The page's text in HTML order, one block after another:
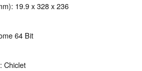
19.9 x 328 x 236
64 Bit
Chiclet